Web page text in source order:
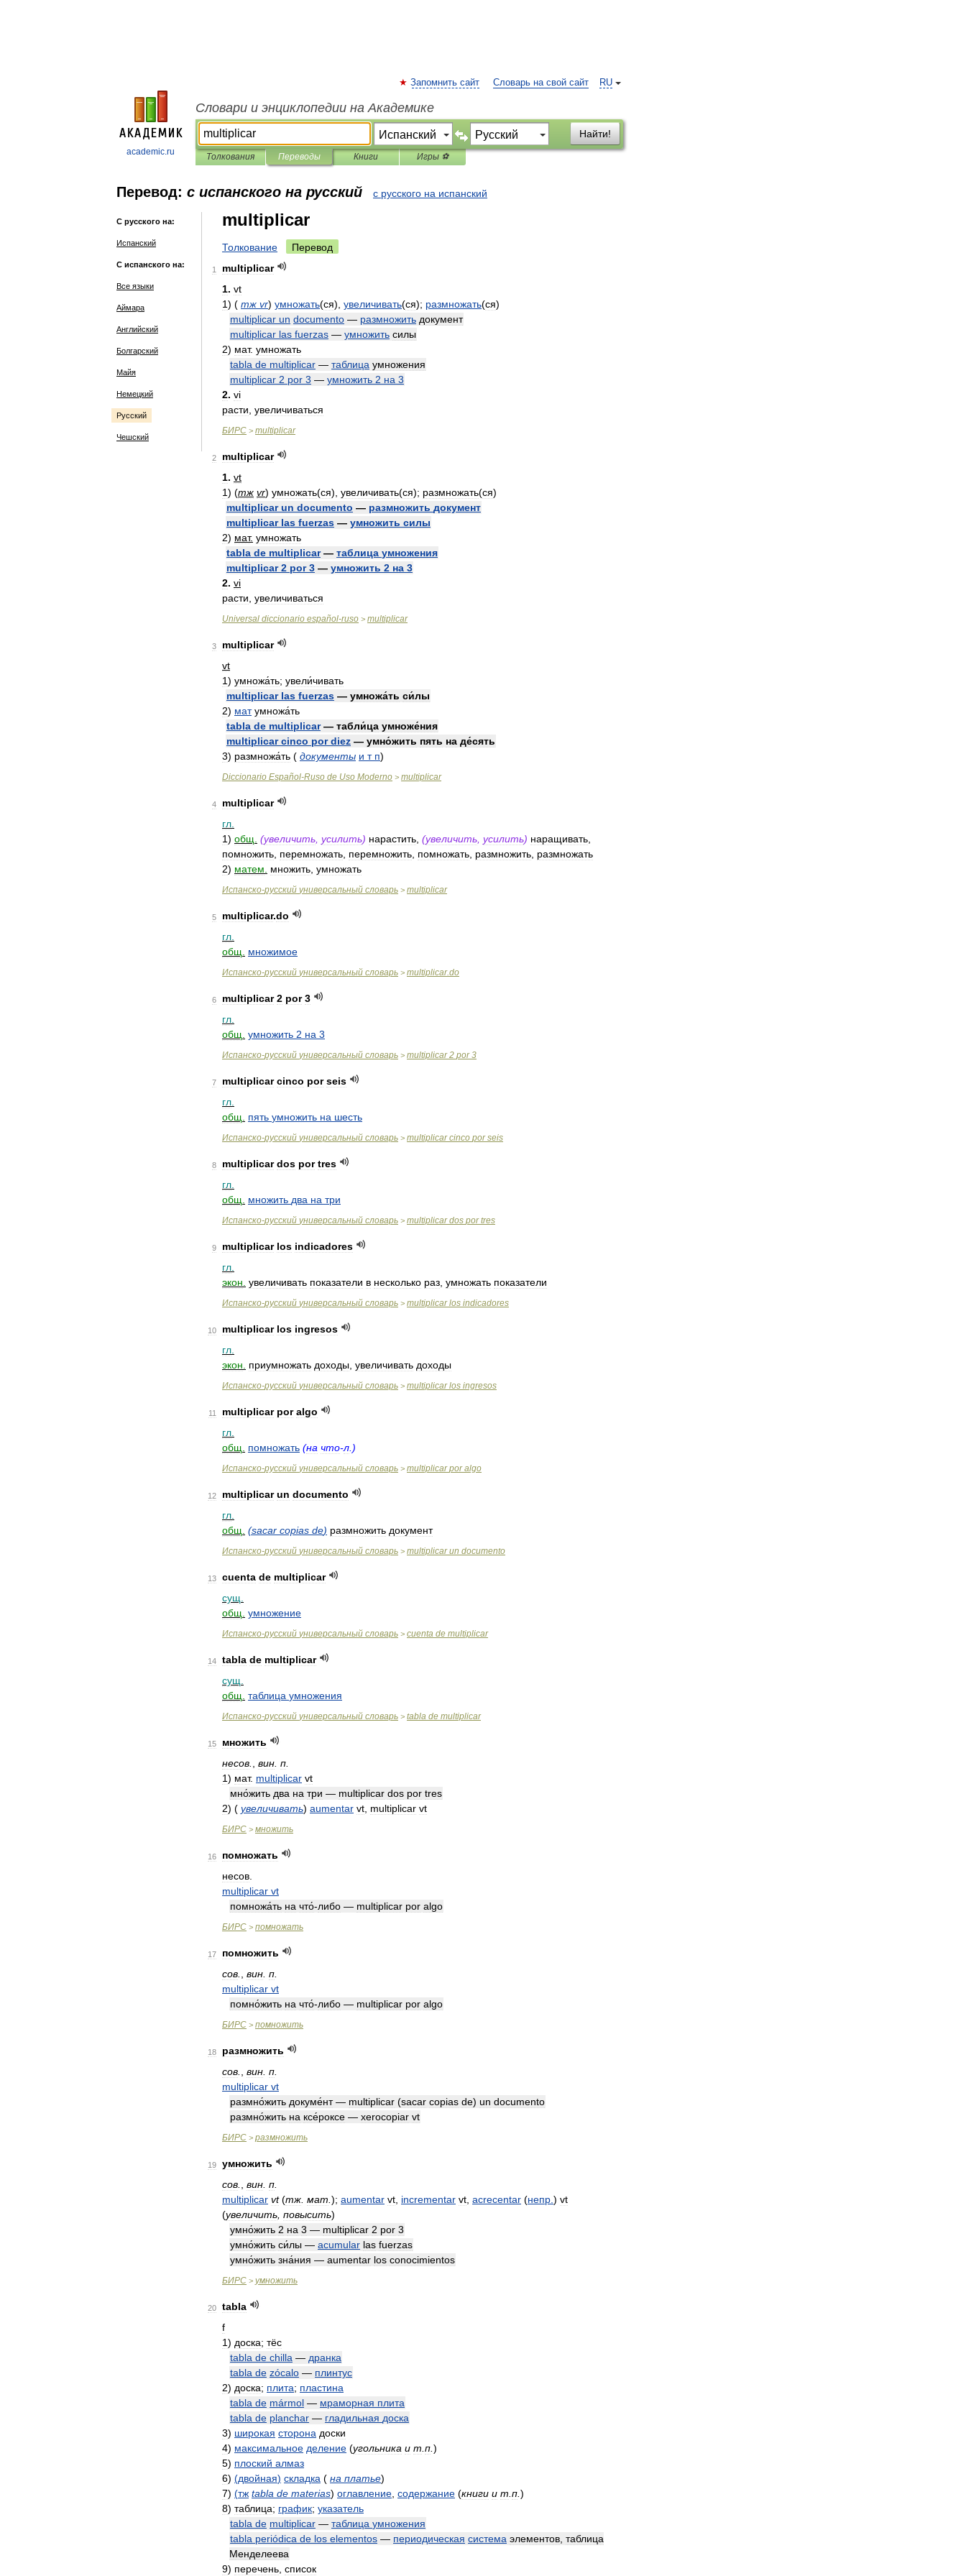
academic.ru
RU
Запомнить сайт Словарь на свой сайт
Словари и энциклопедии на Академике
Найти!
Толкования Переводы Книги Игры ⚽
Перевод: с испанского на русский с русского на испанский
С русского на:
Испанский
С испанского на:
Все языки
Аймара
Английский
Болгарский
Майя
Немецкий
Русский
Чешский
multiplicar
Толкование Перевод
1
multiplicar
1. vt
1) ( тж vr) умножать(ся), увеличивать(ся); размножать(ся)
multiplicar un documento — размножить документ
multiplicar las fuerzas — умножить силы
2) мат. умножать
tabla de multiplicar — таблица умножения
multiplicar 2 por 3 — умножить 2 на 3
2. vi
расти увеличиваться
БИРС > multiplicar
2
multiplicar
1. vt
1) (тж vr) умножать(ся), увеличивать(ся); размножать(ся)
multiplicar un documento — размножить документ
multiplicar las fuerzas — умножить силы
2) мат. умножать
tabla de multiplicar— таблица умножения
multiplicar 2 por 3 — умножить 2 на 3
2. vi
расти увеличиваться
Universal diccionario español-ruso > multiplicar
3
multiplicar
vt
1) умножа́ть; увели́чивать
multiplicar las fuerzas — умножа́ть си́лы
2) мат умножа́ть
tabla de multiplicar— табли́ца умноже́ния
multiplicar cinco por diez — умно́жить пять на де́сять
3) размножа́ть ( документы и т п)
Diccionario Español-Ruso de Uso Moderno > multiplicar
4
multiplicar
гл
1) общ (увеличить усилить) нарастить (увеличить усилить) наращивать
помножить перемножать перемножить помножать размножить размножать
2) матем множить умножать
Испанско-русский универсальный словарь > multiplicar
5 multiplicar.do
гл
общ
множимое
Испанско-русский универсальный словарь > multiplicar.do
6 multiplicar 2 por 3
гл
общ умножить 2 на 3
Испанско-русский универсальный словарь > multiplicar 2 por 3
7 multiplicar cinco por seis
гл
общ
пять умножить на шесть
Испанско-русский универсальный словарь > multiplicar cinco por seis
8 multiplicar dos por tres
гл
общ
множить два на три
Испанско-русский универсальный словарь > multiplicar dos por tres
9 multiplicar los indicadores
гл
экон увеличивать показатели в несколько раз умножать показатели
Испанско-русский универсальный словарь > multiplicar los indicadores
10 multiplicar los ingresos
гл
экон
приумножать доходы увеличивать доходы
Испанско-русский универсальный словарь > multiplicar los ingresos
11 multiplicar por algo
гл
общ
помножать (на что-л .)
Испанско-русский универсальный словарь > multiplicar por algo
12 multiplicar un documento
гл
общ (sacar copias de) размножить документ
Испанско-русский универсальный словарь > multiplicar un documento
13 cuenta de multiplicar
сущ
общ умножение
Испанско-русский универсальный словарь > cuenta de multiplicar
14 tabla de multiplicar
сущ
общ таблица умножения
Испанско-русский универсальный словарь > tabla de multiplicar
15
множить
несов
вин п
1) мат. multiplicar vt
мно́жить два на три — multiplicar dos por tres
2) ( увеличивать) aumentar vt multiplicar vt
БИРС > множить
16
помножать
несов
multiplicar vt
помножа́ть на что́-либо — multiplicar por algo
БИРС > помножать
17
помножить
сов
вин п
multiplicar vt
помно́жить на что́-либо — multiplicar por algo
БИРС > помножить
18
размножить
сов
вин п
multiplicar vt
размно́жить докуме́нт— multiplicar (sacar copias de) un documento
размно́жить на ксе́роксе — xerocopiar vt
БИРС > размножить
19
умножить
сов
вин п
multiplicar vt(тж мат ); aumentar vt incrementar vt acrecentar (непр ) vt
(увеличить повысить)
умно́жить 2 на 3 — multiplicar 2 por 3
умно́жить си́лы — acumular las fuerzas
умно́жить зна́ния — aumentar los conocimientos
БИРС > умножить
20
tabla
f
1) доска; тёс
tabla de chilla — дранка
tabla de zócalo — плинтус
2) доска; плита; пластина
tabla de mármol — мраморная плита
tabla de planchar — гладильная доска
3) широкая сторона доски
4) максимальное деление (угольника и т п )
5) плоский алмаз
6) (двойная) складка ( на платье)
7) (тж tabla de materias) оглавление содержание (книги и т п )
8) таблица; график; указатель
tabla de multiplicar — таблица умножения
tabla periódica de los elementos — периодическая система элементов таблица
Менделеева
9) перечень список